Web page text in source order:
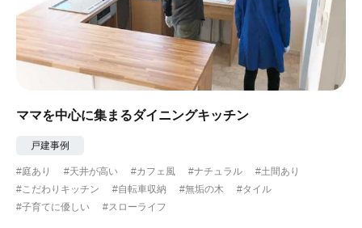
ママを中心に集まるダイニングキッチン
戸建事例
#庭あり #天井が高い #カフェ風 #ナチュラル
#土間あり
#こだわりキッチン
#自転車収納 #無垢の木
#タイル
#子育てに優しい
#スローライフ